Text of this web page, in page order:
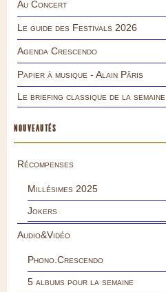
Au Concert
Le guide des Festivals 2026
Agenda Crescendo
Papier à musique - Alain Pâris
Le briefing classique de la semaine
NOUVEAUTÉS
Récompenses
Millésimes 2025
Jokers
Audio&Vidéo
Phono.Crescendo
5 albums pour la semaine